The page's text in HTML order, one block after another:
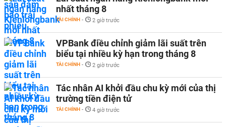
nhất tháng 8
TÀI CHÍNH - 2 giờ trước
VPBank điều chỉnh giảm lãi suất trên
biểu tại nhiều kỳ hạn trong tháng 8
TÀI CHÍNH - 2 giờ trước
Tác nhân AI khởi đầu chu kỳ mới của thị
trường tiền điện tử
TÀI CHÍNH - 4 giờ trước